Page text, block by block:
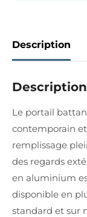
Description
Description
Le portail
contemporain
remplissage
des regards
en aluminium
disponible en
standard et sur